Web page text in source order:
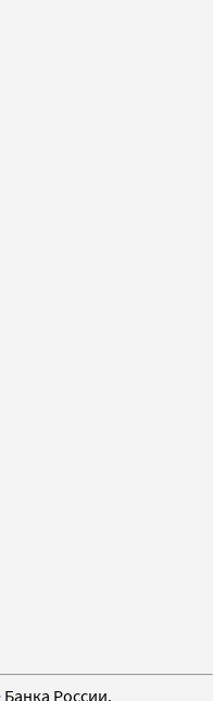
Банка России.